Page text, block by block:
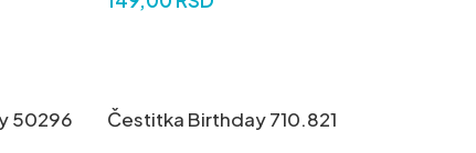
50296
Čestitka Birthday 710.821